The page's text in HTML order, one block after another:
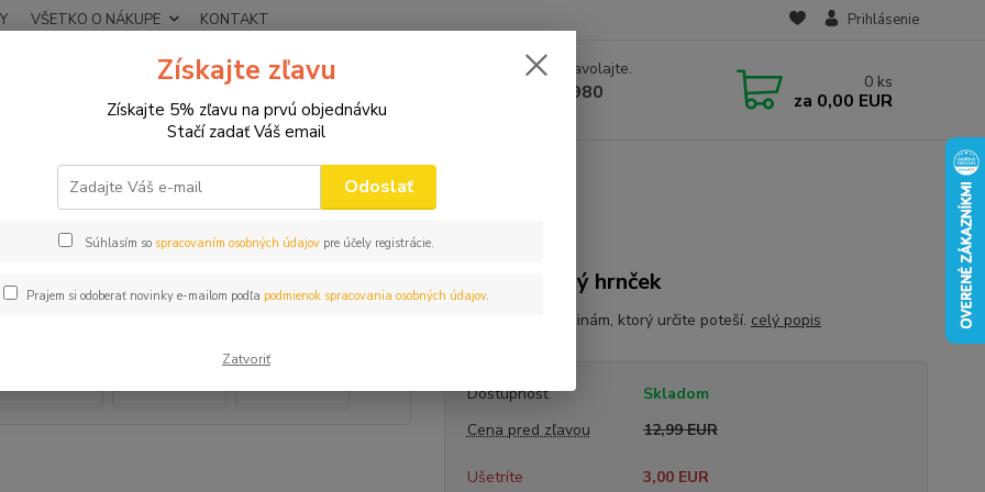
VŠETKO O NÁKUPE KONTAKT Prihlásenie
Neviete si rady? Zavolajte.
+421 910 582 980 0 ks
za 0,00 EUR
Hrnček k 70 narodeninám
k 70 narodeninám
Narodeninový hrnček
Doplnok k narodeninám, ktorý určite poteší. celý popis
Dostupnosť
Skladom
Cena pred zľavou
12,99 EUR
Ušetríte
3,00 EUR
Získajte zľavu
Získajte 5% zľavu na prvú objednávku
Stačí zadať Váš email
Odoslať
Súhlasím so spracovaním osobných údajov pre účely registrácie.
Prajem si odoberať novinky e-mailom podľa podmienok spracovania osobných údajov.
Zatvoriť